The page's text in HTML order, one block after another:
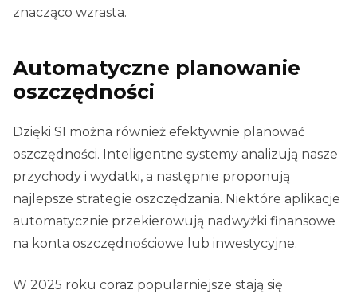
znacząco wzrasta.
Automatyczne planowanie
oszczędności
Dzięki SI można również efektywnie planować
oszczędności. Inteligentne systemy analizują nasze
przychody i wydatki, a następnie proponują
najlepsze strategie oszczędzania. Niektóre aplikacje
automatycznie przekierowują nadwyżki finansowe
na konta oszczędnościowe lub inwestycyjne.
W 2025 roku coraz popularniejsze stają się